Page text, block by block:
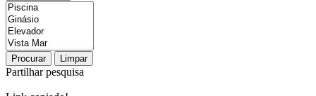
Procurar Limpar
Partilhar pesquisa